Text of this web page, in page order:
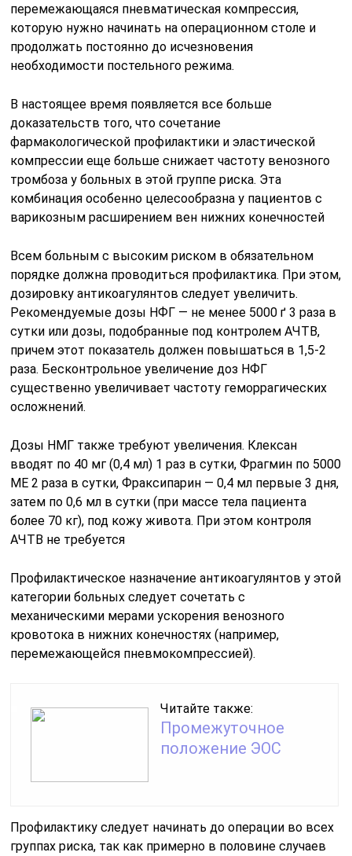
перемежающаяся пневматическая компрессия,
которую нужно начинать на операционном столе и
продолжать постоянно до исчезновения
необходимости постельного режима.
В настоящее время появляется все больше
доказательств того, что сочетание
фармакологической профилактики и эластической
компрессии еще больше снижает частоту венозного
тромбоза у больных в этой группе риска. Эта
комбинация особенно целесообразна у пациентов с
варикозным расширением вен нижних конечностей
Всем больным с высоким риском в обязательном
порядке должна проводиться профилактика. При этом,
дозировку антикоагулянтов следует увеличить.
Рекомендуемые дозы НФГ — не менее 5000 ґ 3 раза в
сутки или дозы, подобранные под контролем АЧТВ,
причем этот показатель должен повышаться в 1,5-2
раза. Бесконтрольное увеличение доз НФГ
существенно увеличивает частоту геморрагических
осложнений.
Дозы НМГ также требуют увеличения. Клексан
вводят по 40 мг (0,4 мл) 1 раз в сутки, Фрагмин по 5000
МЕ 2 раза в сутки, Фраксипарин — 0,4 мл первые 3 дня,
затем по 0,6 мл в сутки (при массе тела пациента
более 70 кг), под кожу живота. При этом контроля
АЧТВ не требуется
Профилактическое назначение антикоагулянтов у этой
категории больных следует сочетать с
механическими мерами ускорения венозного
кровотока в нижних конечностях (например,
перемежающейся пневмокомпрессией).
Читайте также:
Промежуточное
положение ЭОС
Профилактику следует начинать до операции во всех
группах риска, так как примерно в половине случаев